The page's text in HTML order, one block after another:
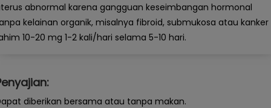
abnormal karena gangguan keseimbangan hormonal
kelainan organik, misalnya fibroid, submukosa atau kanker
10-20 mg 1-2 kali/hari selama 5-10 hari.
diberikan bersama atau tanpa makan.